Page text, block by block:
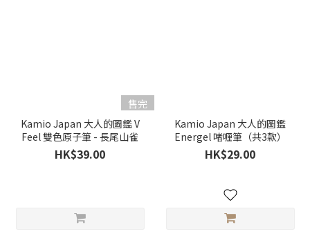
售完
Kamio Japan 大人的圖鑑 V
Feel 雙色原子筆 - 長尾山雀
HK$39.00
Kamio Japan 大人的圖鑑
Energel 啫喱筆（共3款）
HK$29.00